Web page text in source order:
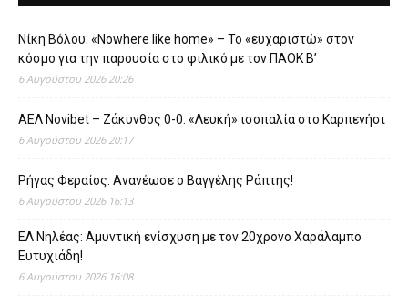
Νίκη Βόλου: «Nowhere like home» – Το «ευχαριστώ» στον
κόσμο για την παρουσία στο φιλικό με τον ΠΑΟΚ Β’
6 Αυγούστου 2026 20:26
ΑΕΛ Novibet – Ζάκυνθος 0-0: «Λευκή» ισοπαλία στο Καρπενήσι
6 Αυγούστου 2026 20:17
Ρήγας Φεραίος: Ανανέωσε ο Βαγγέλης Ράπτης!
6 Αυγούστου 2026 16:13
ΕΛ Νηλέας: Αμυντική ενίσχυση με τον 20χρονο Χαράλαμπο
Ευτυχιάδη!
6 Αυγούστου 2026 16:08